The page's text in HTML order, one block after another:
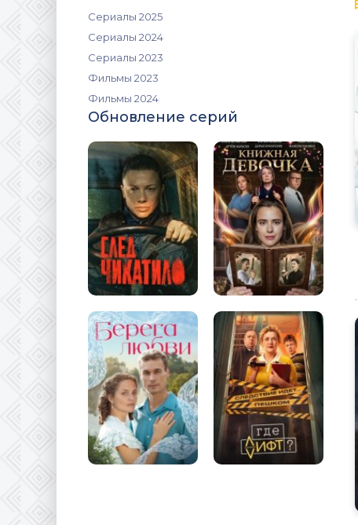
Сериалы 2025
Сериалы 2024
Сериалы 2023
Фильмы 2023
Фильмы 2024
Обновление серий